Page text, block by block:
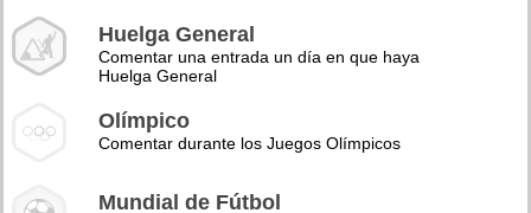
Huelga General
Comentar una entrada un día en que haya
Huelga General
Olímpico
Comentar durante los Juegos Olímpicos
Mundial de Fútbol